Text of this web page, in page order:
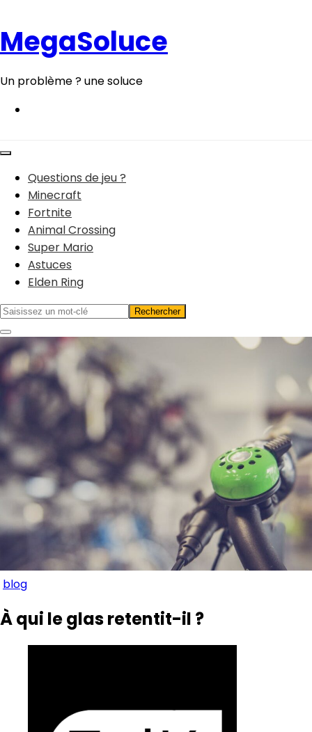
contenu
MegaSoluce
Un problème ? une soluce
Questions de jeu ?
Minecraft
Fortnite
Animal Crossing
Super Mario
Astuces
Elden Ring
blog
À qui le glas retentit-il ?